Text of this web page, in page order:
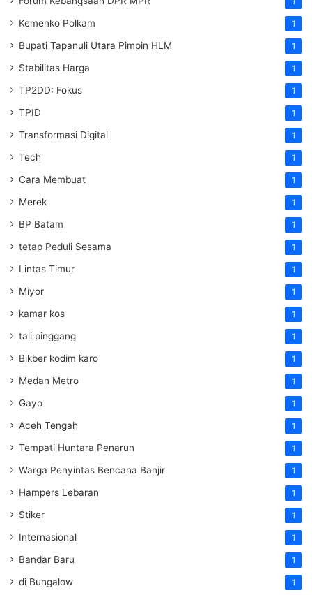
Kemenko Polkam 1
‎Bupati Tapanuli Utara Pimpin HLM 1
Stabilitas Harga 1
TP2DD: Fokus 1
TPID 1
Transformasi Digital 1
Tech 1
Cara Membuat 1
Merek 1
BP Batam 1
tetap Peduli Sesama 1
Lintas Timur 1
Miyor 1
kamar kos 1
tali pinggang 1
Bikber kodim karo 1
Medan Metro 1
Gayo 1
Aceh Tengah 1
Tempati Huntara Penarun 1
Warga Penyintas Bencana Banjir 1
Hampers Lebaran 1
Stiker 1
Internasional 1
Bandar Baru 1
di Bungalow 1